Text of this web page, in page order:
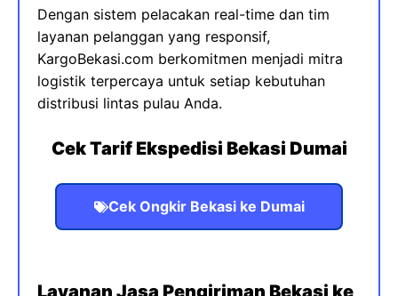
Dengan sistem pelacakan real-time dan tim
layanan pelanggan yang responsif,
KargoBekasi.com berkomitmen menjadi mitra
logistik terpercaya untuk setiap kebutuhan
distribusi lintas pulau Anda.
Cek Tarif Ekspedisi Bekasi Dumai
Cek Ongkir Bekasi ke Dumai
Layanan Jasa Pengiriman Bekasi ke